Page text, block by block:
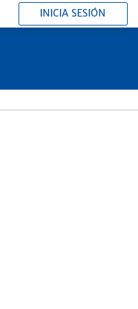
INICIA SESIÓN